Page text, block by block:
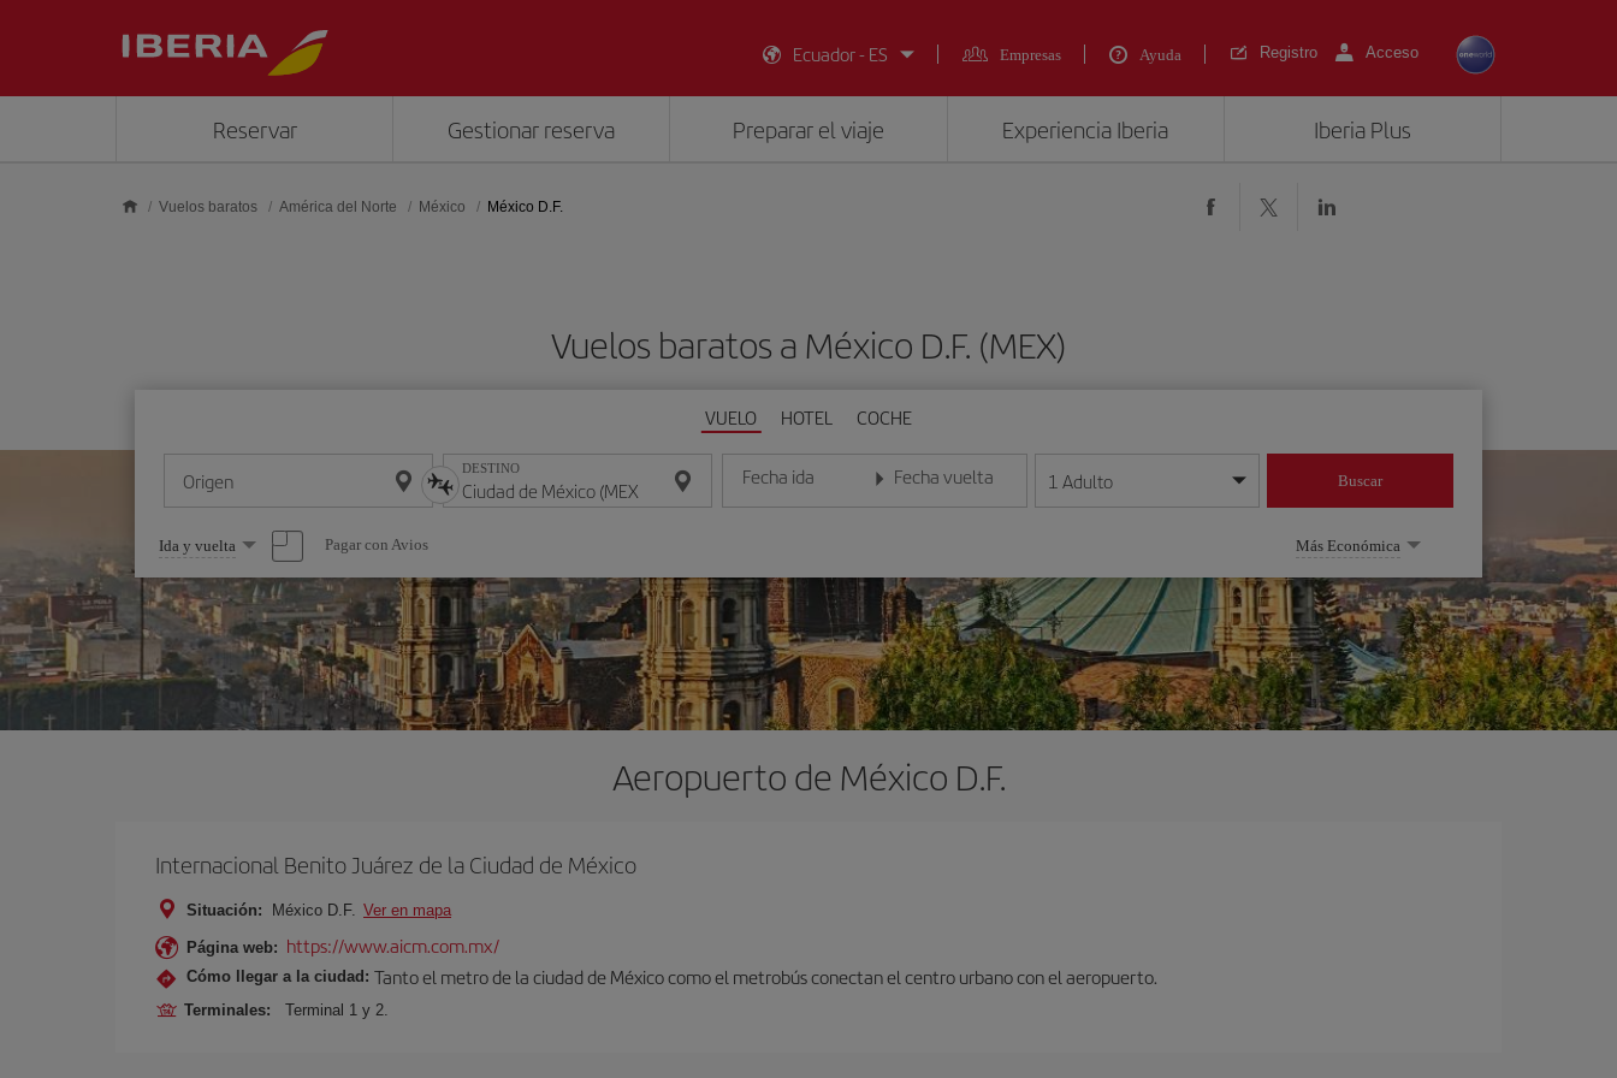
Ecuador - ES
Empresas Ayuda Registro Acceso
Reservar Gestionar reserva Preparar el viaje Experiencia Iberia Iberia Plus
Vuelos baratos América del Norte México México D.F.
Vuelos baratos a México D.F. (MEX)
VUELO HOTEL COCHE
Origen DESTINO Fecha ida
Introduce la fecha en formato día/mes/año
Fecha vuelta
Introduce la fecha en formato día/mes/año
1 Adulto Buscar
Seleccione
una
opción
Ida y vuelta Pagar con Avios Más Económica
Aeropuerto de México D.F.
Internacional Benito Juárez de la Ciudad de México
Situación: México D.F. Ver en mapa
Página web: https://www.aicm.com.mx/
Cómo llegar a la ciudad: Tanto el metro de la ciudad de México como el metrobús conectan el centro urbano con el aeropuerto.
Terminales: Terminal 1 y 2.